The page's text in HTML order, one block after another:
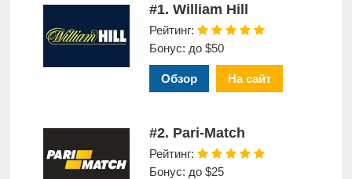
#1. William Hill
Рейтинг:
Бонус: до $50
Обзор На сайт
#2. Pari-Match
Рейтинг:
Бонус: до $25